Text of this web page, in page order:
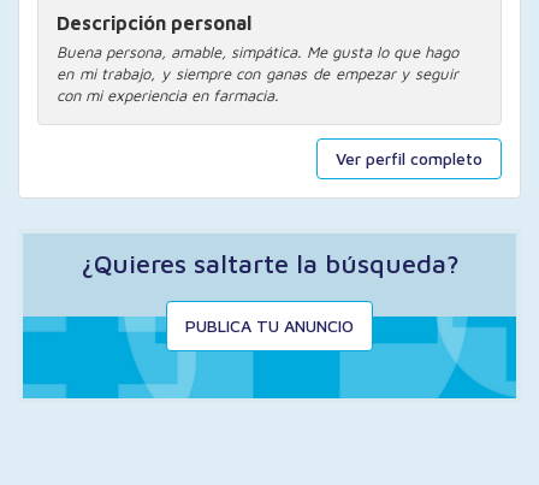
Ver perfil completo
Descripción personal
Buena persona, amable, simpática. Me gusta lo que hago
en mi trabajo, y siempre con ganas de empezar y seguir
con mi experiencia en farmacia.
¿Quieres saltarte la búsqueda?
PUBLICA TU ANUNCIO